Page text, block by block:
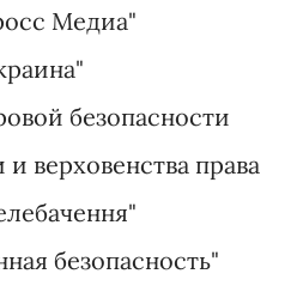
Медиа"
безопасности
верховенства права
безопасность"